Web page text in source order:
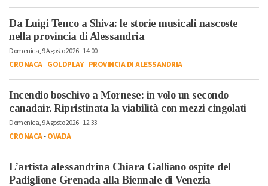
Da Luigi Tenco a Shiva: le storie musicali nascoste
nella provincia di Alessandria
Domenica, 9 Agosto 2026 - 14:00
CRONACA-GOLDPLAY-PROVINCIA DI ALESSANDRIA
Incendio boschivo a Mornese: in volo un secondo
canadair. Ripristinata la viabilità con mezzi cingolati
Domenica, 9 Agosto 2026 - 12:33
CRONACA-OVADA
L’artista alessandrina Chiara Galliano ospite del
Padiglione Grenada alla Biennale di Venezia